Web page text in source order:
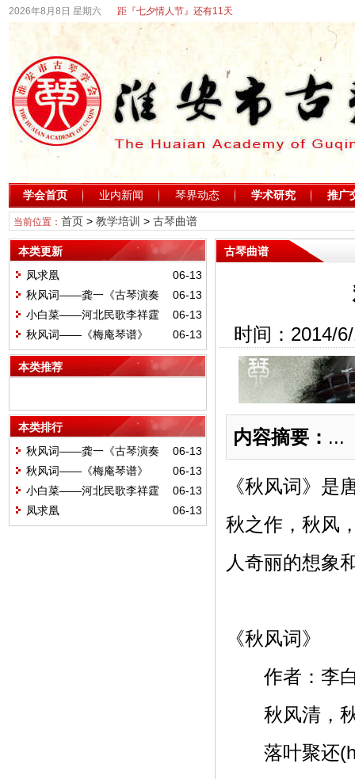
2026年8月8日 星期六 距『七夕情人节』还有11天
学会首页 业内新闻 琴界动态 学术研究 推广
当前位置： 首页> 教学培训 > 古琴曲谱
古琴曲谱
时间：2014/
内容摘要： ...
《秋风词》是
秋之作，秋风
人奇丽的想象
《秋风词》
作者：李
秋风清，秋
落叶聚还
本类更新
06-13
凤求凰
06-13
秋风词——龚一《古琴演奏
法》
06-13
小白菜——河北民歌李祥霆
订指法
06-13
秋风词——《梅庵琴谱》
本类推荐
本类排行
06-13
秋风词——龚一《古琴演奏
法》
06-13
秋风词——《梅庵琴谱》
06-13
小白菜——河北民歌李祥霆
订指法
06-13
凤求凰